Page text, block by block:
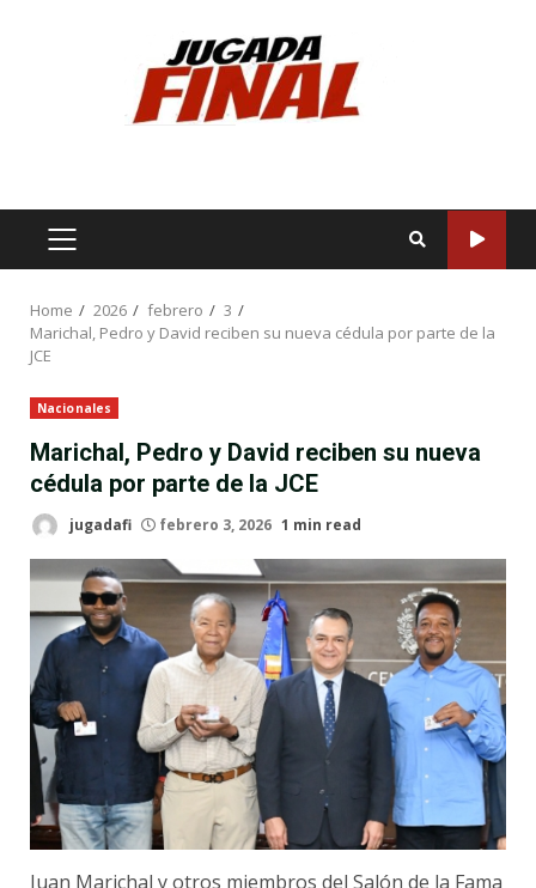
PRIMARY
Home 2026 febrero
3
Marichal, Pedro y David reciben su nueva cédula por parte de la
JCE
Nacionales
Marichal, Pedro y David reciben su nueva
cédula por parte de la JCE
jugadafi febrero 3, 2026 1 min read
Juan Marichal y otros miembros del Salón de la Fama